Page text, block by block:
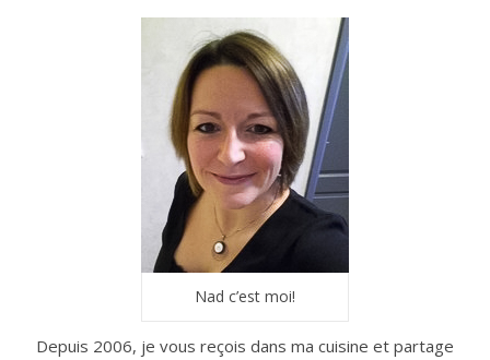
Nad c’est moi!
Depuis 2006, je vous reçois dans ma cuisine et partage